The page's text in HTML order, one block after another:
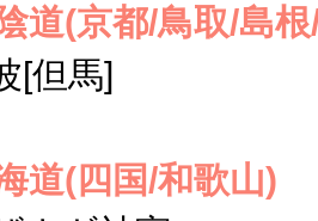
道(京都/鳥取/島根
[但馬]
道(四国/和歌山)